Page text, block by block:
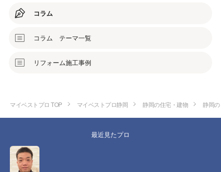
コラム
コラム テーマ一覧
リフォーム施工事例
マイベストプロ TOP マイベストプロ静岡 静岡の住宅・建物 静岡
最近見たプロ